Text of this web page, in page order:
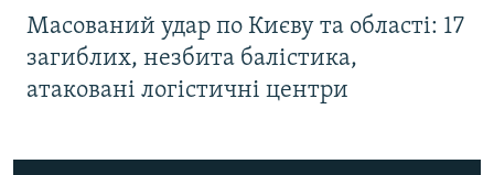
Масований удар по Києву та області: 17
загиблих, незбита балістика,
атаковані логістичні центри